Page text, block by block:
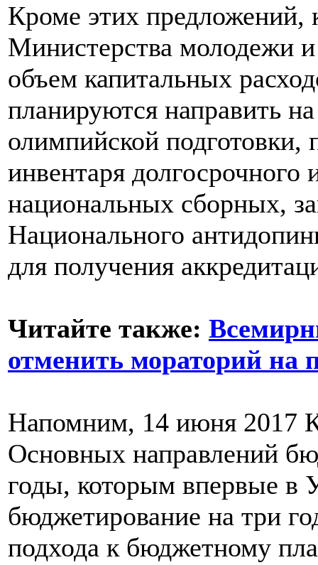
Кроме этих предложений,
Министерства молодежи
объем капитальных
планируются направить
олимпийской подготовки,
инвентаря долгосрочного
национальных сборных,
Национального
для получения
Читайте также:
отменить мораторий на
Напомним, 14 июня 2017
Основных направлений
годы, которым впервые в
бюджетирование на три
подхода к бюджетному